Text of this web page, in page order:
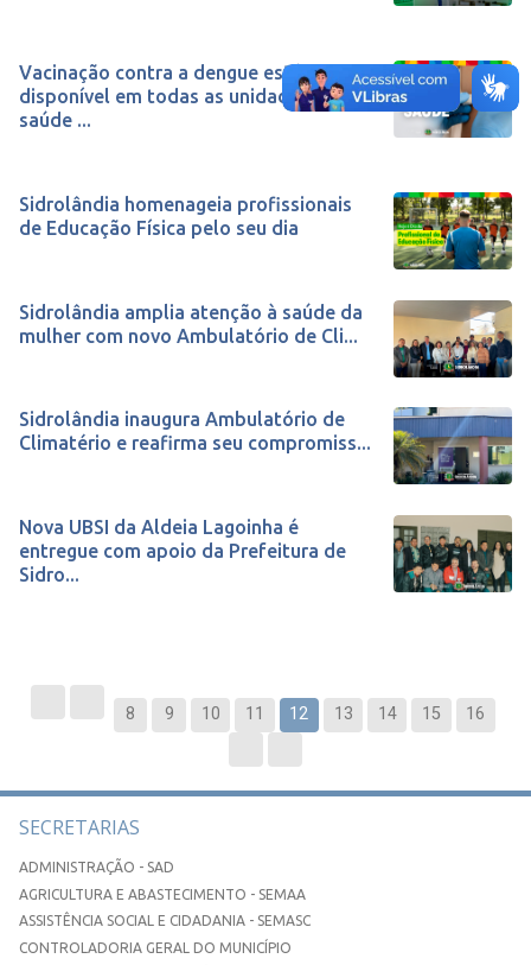
Vacinação contra a dengue está
disponível em todas as unidades de
saúde ...
Sidrolândia homenageia profissionais
de Educação Física pelo seu dia
Sidrolândia amplia atenção à saúde da
mulher com novo Ambulatório de Cli...
Sidrolândia inaugura Ambulatório de
Climatério e reafirma seu compromiss...
Nova UBSI da Aldeia Lagoinha é
entregue com apoio da Prefeitura de
Sidro...
8 9 10 11 12 13 14 15 16
SECRETARIAS
ADMINISTRAÇÃO - SAD
AGRICULTURA E ABASTECIMENTO - SEMAA
ASSISTÊNCIA SOCIAL E CIDADANIA - SEMASC
CONTROLADORIA GERAL DO MUNICÍPIO